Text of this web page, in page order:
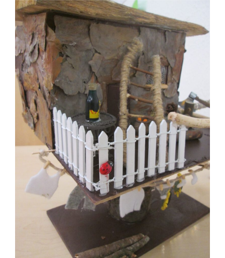
Liefern
Beiträge
Zum
„Hölty-
Tag“
(CelleHeute
Am
06.06.2023)